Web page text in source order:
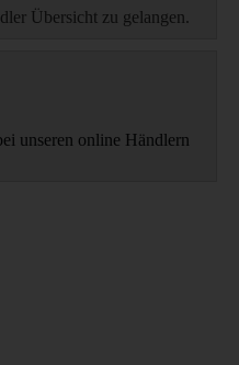
Übersicht zu gelangen.
unseren online Händlern